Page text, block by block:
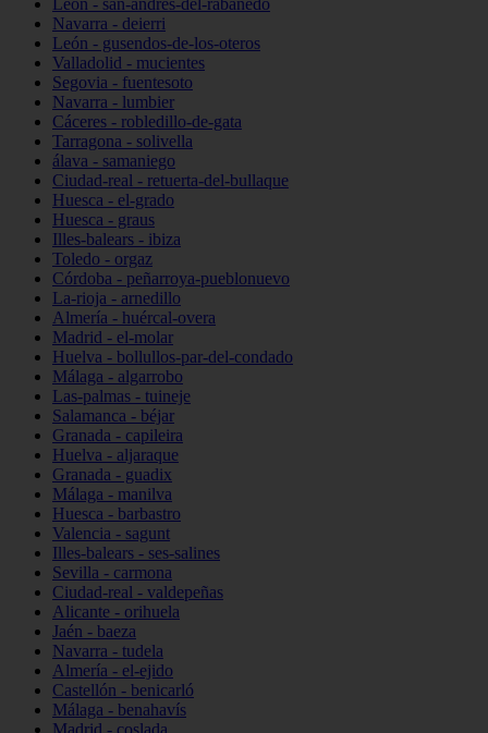
León - san-andrés-del-rabanedo
Navarra - deierri
León - gusendos-de-los-oteros
Valladolid - mucientes
Segovia - fuentesoto
Navarra - lumbier
Cáceres - robledillo-de-gata
Tarragona - solivella
álava - samaniego
Ciudad-real - retuerta-del-bullaque
Huesca - el-grado
Huesca - graus
Illes-balears - ibiza
Toledo - orgaz
Córdoba - peñarroya-pueblonuevo
La-rioja - arnedillo
Almería - huércal-overa
Madrid - el-molar
Huelva - bollullos-par-del-condado
Málaga - algarrobo
Las-palmas - tuineje
Salamanca - béjar
Granada - capileira
Huelva - aljaraque
Granada - guadix
Málaga - manilva
Huesca - barbastro
Valencia - sagunt
Illes-balears - ses-salines
Sevilla - carmona
Ciudad-real - valdepeñas
Alicante - orihuela
Jaén - baeza
Navarra - tudela
Almería - el-ejido
Castellón - benicarló
Málaga - benahavís
Madrid - coslada